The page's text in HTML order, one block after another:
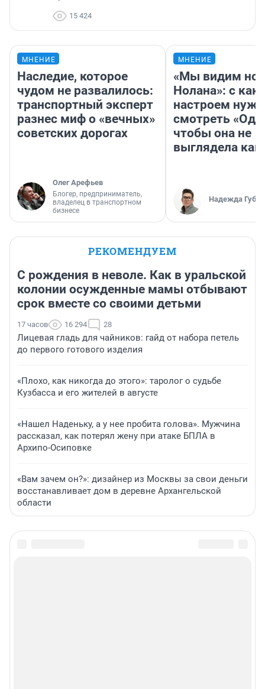
15 424
МНЕНИЕ
Наследие, которое
чудом не развалилось:
транспортный эксперт
разнес миф о «вечных»
советских дорогах
Олег Арефьев
Блогер, предприниматель,
владелец в транспортном
бизнесе
МНЕНИЕ
«Мы видим
Нолана»: с
настроем
смотреть
чтобы она не
выглядела как
Надежда
РЕКОМЕНДУЕМ
С рождения в неволе. Как в уральской
колонии осужденные мамы отбывают
срок вместе со своими детьми
17 часов 16 294 28
Лицевая гладь для чайников: гайд от набора петель
до первого готового изделия
«Плохо, как никогда до этого»: таролог о судьбе
Кузбасса и его жителей в августе
«Нашел Наденьку, а у нее пробита голова». Мужчина
рассказал, как потерял жену при атаке БПЛА в
Архипо-Осиповке
«Вам зачем он?»: дизайнер из Москвы за свои деньги
восстанавливает дом в деревне Архангельской
области